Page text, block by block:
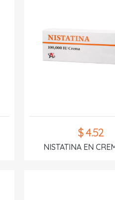
$ 4.52
NISTATINA EN